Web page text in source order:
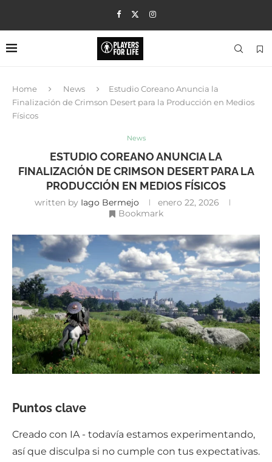
Home News
Estudio Coreano Anuncia la
Finalización de Crimson Desert para la Producción en Medios
Físicos
News
ESTUDIO COREANO ANUNCIA LA
FINALIZACIÓN DE CRIMSON DESERT PARA LA
PRODUCCIÓN EN MEDIOS FÍSICOS
written by Iago Bermejo
enero 22, 2026
Bookmark
Puntos clave
Creado con IA - todavía estamos experimentando,
así que disculpa si no cumple con tus expectativas.